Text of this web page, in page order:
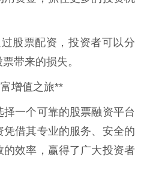
股票配资，投资者可以分
带来的损失。
增值之旅**
一个可靠的股票融资平台
借其专业的服务、安全的
效率，赢得了广大投资者